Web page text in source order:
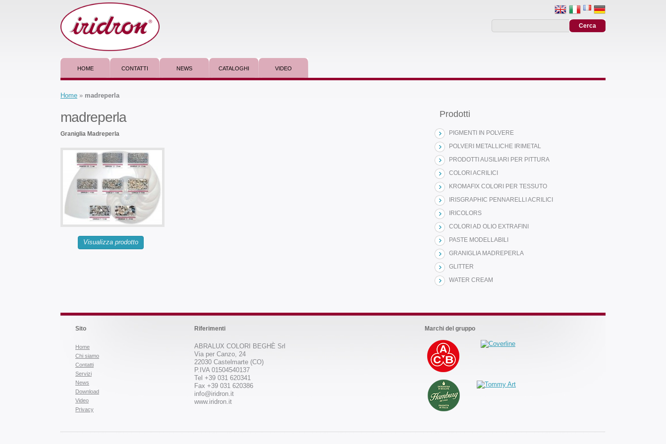
HOME CONTATTI NEWS CATALOGHI VIDEO
Home » madreperla
madreperla
Graniglia Madreperla
Visualizza prodotto
Prodotti
PIGMENTI IN POLVERE
POLVERI METALLICHE IRIMETAL
PRODOTTI AUSILIARI PER PITTURA
COLORI ACRILICI
KROMAFIX COLORI PER TESSUTO
IRISGRAPHIC PENNARELLI ACRILICI
IRICOLORS
COLORI AD OLIO EXTRAFINI
PASTE MODELLABILI
GRANIGLIA MADREPERLA
GLITTER
WATER CREAM
Sito
Home
Chi siamo
Contatti
Servizi
News
Download
Video
Privacy
Riferimenti
ABRALUX COLORI BEGHÈ Srl
Via per Canzo, 24
22030 Castelmarte (CO)
P.IVA 01504540137
Tel +39 031 620341
Fax +39 031 620386
info@iridron.it
www.iridron.it
Marchi del gruppo